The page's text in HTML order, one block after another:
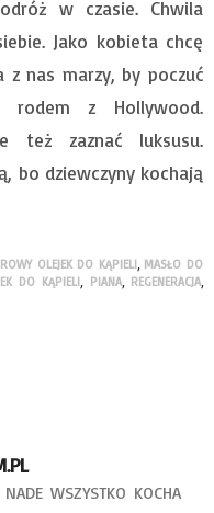
w czasie. Chwila
Jako kobieta chcę
z nas marzy, by poczuć
rodem z Hollywood.
też zaznać luksusu.
bo dziewczyny kochają
OLEJEK DO KĄPIELI, MASŁO DO
DO KĄPIELI PIANA, REGENERACJA
WSZYSTKO KOCHA